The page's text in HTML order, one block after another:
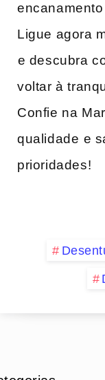
Ligue agora
⁤e descubra
voltar à
Confie na
qualidade ⁤e
prioridades!